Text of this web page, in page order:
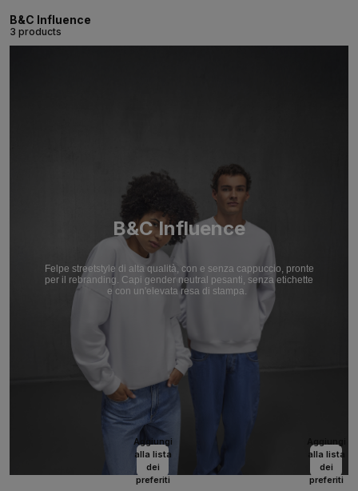
B&C Influence
3 products
B&C Influence
Felpe streetstyle di alta qualità, con e senza cappuccio, pronte
per il rebranding. Capi gender neutral pesanti, senza etichette
e con un'elevata resa di stampa.
Aggiungi
alla lista
dei
preferiti
alla lista
dei
preferiti